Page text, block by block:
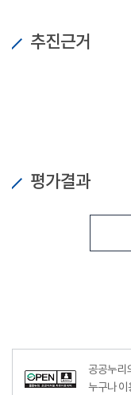
추진근거
평가결과
공공누리
누구나 이